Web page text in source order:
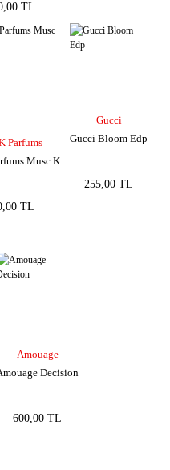
TL
Parfums
Musc K
TL
Gucci
Gucci Bloom Edp
255,00 TL
Amouage
Decision
600,00 TL